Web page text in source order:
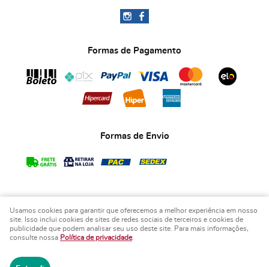
Formas de Pagamento
Formas de Envio
COPYRIGHT BIA ART'S LEMBRANCINHAS - 2026 - TODOS OS DIREITOS RESERVADOS.
LOJA VIRTUAL CRIADA POR
Usamos cookies para garantir que oferecemos a melhor experiência em nosso
site. Isso inclui cookies de sites de redes sociais de terceiros e cookies de
publicidade que podem analisar seu uso deste site. Para mais informações,
consulte nossa Política de privacidade.